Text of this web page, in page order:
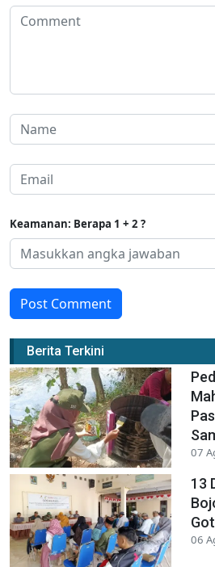
Keamanan: Berapa 1 + 2 ?
Post Comment
Berita Terkini
07
13
06